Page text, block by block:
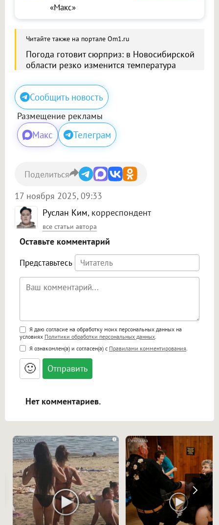
«Макс»
Читайте также на портале Om1.ru
Погода готовит сюрприз: в Новосибирской
области резко изменится температура
Сообщить новость
Размещение рекламы
Макс Телеграм
Руслан Ким, корреспондент
все статьи автора
17 ноября 2025, 09:33
Поделиться
Оставьте комментарий
Представьтесь
Поддержка HTML
<b>, <strong>, <u>, <i>, <em>, <s>, <big>,
<small>, <sup>, <sub>, <pre>, <ul>, <ol>, <li>,
<blockquote>, <code> экранирует HTML,
адреса URL автоматически становятся
ссылками, и [img]адрес[/img] будет
Я даю согласие на обработку моих персональных данных на
условиях Политики обработки персональных данных
Я ознакомлен(а) и согласен(а) с Правилами комментирования
🙂
Нет комментариев.
i